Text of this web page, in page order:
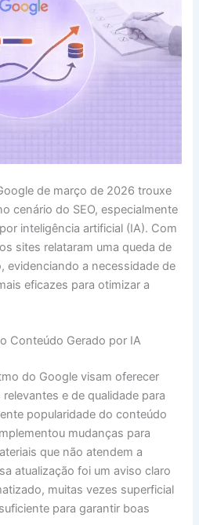
de março de 2026 trouxe
cenário do SEO, especialmente
inteligência artificial (IA). Com
sites relataram uma queda de
evidenciando a necessidade de
eficazes para otimizar a
Conteúdo Gerado por IA
do Google visam oferecer
e de qualidade para
popularidade do conteúdo
mudanças para
que não atendem a
atualização foi um aviso claro
muitas vezes superficial
para garantir boas